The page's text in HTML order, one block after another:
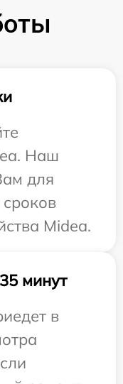
Наш
для
Midea.
минут
в